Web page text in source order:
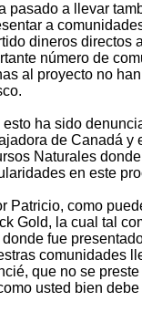
pasado a llevar
a
dineros directos
número de
al proyecto no
esto ha sido
de Canadá y
Naturales
en este
Patricio, como
Gold, la cual tal
fue
comunidades
que no se
usted bien